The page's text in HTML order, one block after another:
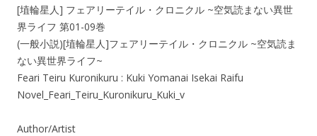
[埴輪星人] フェアリーテイル・クロニクル ~空気読まない異世
界ライフ 第01-09巻
(一般小説)[埴輪星人]フェアリーテイル・クロニクル ~空気読ま
ない異世界ライフ~
Feari Teiru Kuronikuru : Kuki Yomanai Isekai Raifu
Novel_Feari_Teiru_Kuronikuru_Kuki_v
Author/Artist